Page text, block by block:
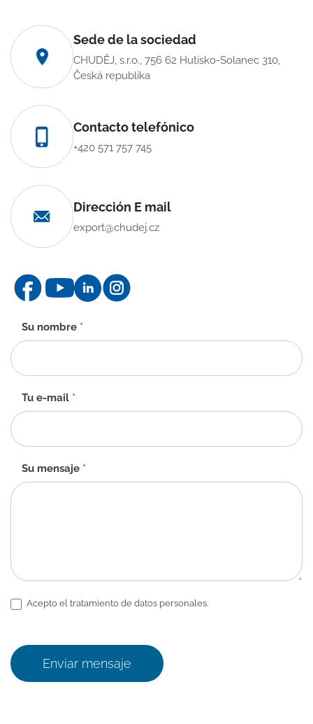
Sede de la sociedad
CHUDĚJ, s.r.o., 756 62 Hutisko-Solanec 310,
Česká republika
Contacto telefónico
+420 571 757 745
Dirección E mail
export@chudej.cz
Formulario
de
contacto
-
Su nombre *
Tu e-mail *
Su mensaje *
Acepto el tratamiento de datos personales.
Enviar mensaje